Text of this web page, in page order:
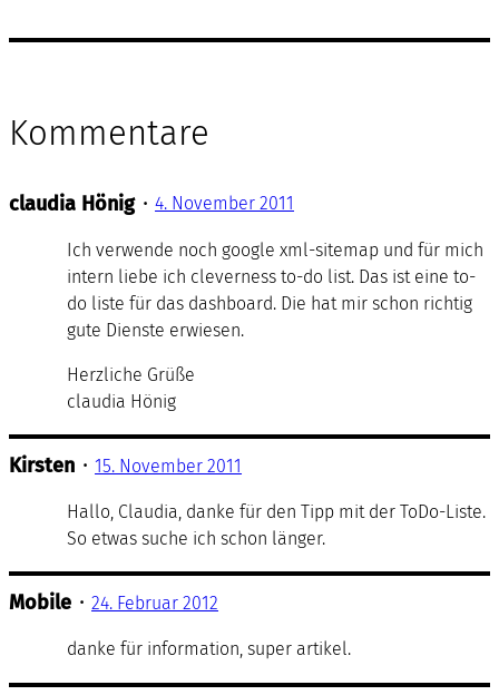
Kommentare
claudia Hönig • 4. November 2011
Ich verwende noch google xml-sitemap und für mich
intern liebe ich cleverness to-do list. Das ist eine to-
do liste für das dashboard. Die hat mir schon richtig
gute Dienste erwiesen.
Herzliche Grüße
claudia Hönig
Kirsten • 15. November 2011
Hallo, Claudia, danke für den Tipp mit der ToDo-Liste.
So etwas suche ich schon länger.
Mobile • 24. Februar 2012
danke für information, super artikel.